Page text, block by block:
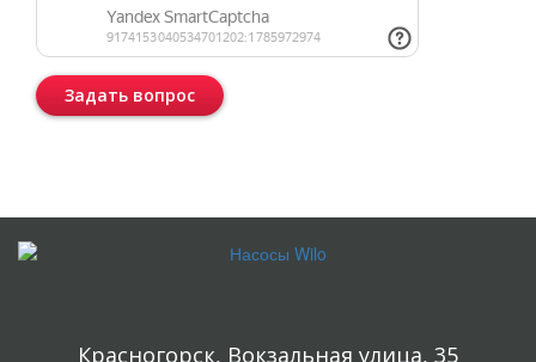
Задать вопрос
Красногорск, Вокзальная улица, 35